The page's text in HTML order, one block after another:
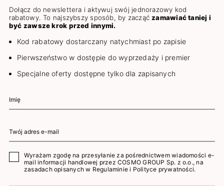
Dołącz do newslettera i aktywuj swój jednorazowy kod
rabatowy. To najszybszy sposób, by zacząćzamawiać taniej i
być zawsze krok przed innymi.
Kod rabatowy dostarczany natychmiast po zapisie
Pierwszeństwo w dostępie do wyprzedaży i premier
Specjalne oferty dostępne tylko dla zapisanych
Wyrażam zgodę na przesyłanie za pośrednictwem wiadomości e-
mail informacji handlowej przez COSMO GROUP Sp. z o.o., na
zasadach opisanych w Regulaminie i Polityce prywatności.